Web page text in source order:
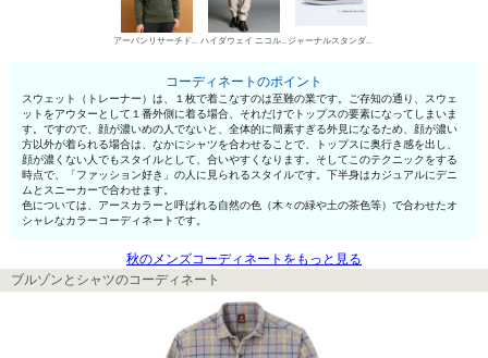
アーバンリサーチドアーズ スウェット ハイダウェイ ニコル デニムパンツ・ジーンズ ジャーナルスタンダード ローカットスニーカー
コーディネートのポイント
スウェット（トレーナー）は、１枚で着こなすのは至難の業です。ご存知の通り、スウェ
ットをアウターとして１番外側に着る場合、それだけでトップスの要素になってしまいま
す。ですので、顔が濃いめの人でないと、全体的に簡素すぎる外見になるため、顔が濃い
方以外が着られる場合は、なかにシャツを合わせることで、トップスに奥行き感を出し、
顔が濃くない人でもスタイルとして、合いやすくなります。そしてこのテクニックをする
時点で、「ファッション好き」の人に見られるスタイルです。下半身はカジュアルにデニ
ムとスニーカーで合わせます。
色については、アースカラーと呼ばれる自然の色（木々の緑や土の茶色等）で合わせたオ
シャレなカラーコーディネートです。
秋のメンズコーディネートをもっと見る
ブルゾンとシャツのコーディネート